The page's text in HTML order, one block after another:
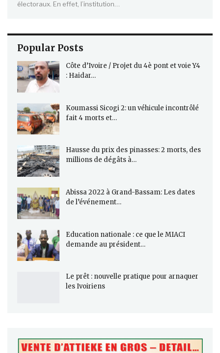
électoraux. En effet, l’institution…
Popular Posts
Côte d’Ivoire / Projet du 4è pont et voie Y4
: Haidar…
Koumassi Sicogi 2: un véhicule incontrôlé
fait 4 morts et…
Hausse du prix des pinasses: 2 morts, des
millions de dégâts à…
Abissa 2022 à Grand-Bassam: Les dates
de l’événement…
Education nationale : ce que le MIACI
demande au président…
Le prêt : nouvelle pratique pour arnaquer
les Ivoiriens